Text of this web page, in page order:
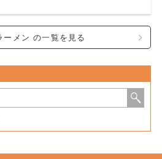
レシピ： 塩ラーメン の一覧を見る